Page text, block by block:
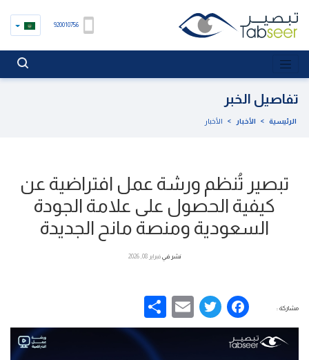
920010756
تفاصيل الخبر
الرئيسية > الأخبار > الأخبار
تبصير تُنظم ورشة عمل افتراضية عن
كيفية الحصول على علامة الجودة
السعودية ومنصة مانح الجديدة
نشر فيفبراير 08, 2026
مشاركة : Facebook
Twitter
Email
Share